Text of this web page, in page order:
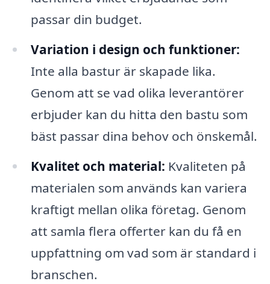
passar din budget.
Variation i design och funktioner:
Inte alla bastur är skapade lika.
Genom att se vad olika leverantörer
erbjuder kan du hitta den bastu som
bäst passar dina behov och önskemål.
Kvalitet och material: Kvaliteten på
materialen som används kan variera
kraftigt mellan olika företag. Genom
att samla flera offerter kan du få en
uppfattning om vad som är standard i
branschen.